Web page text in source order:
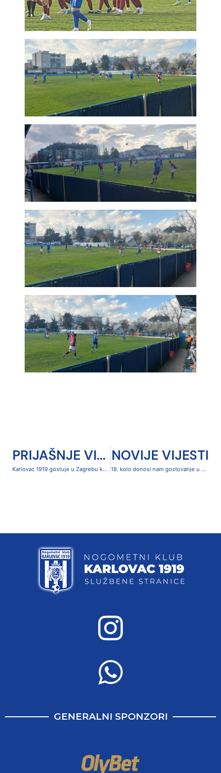
PRIJAŠNJE VIJESTI
Karlovac 1919 gostuje u Zagrebu kod NK Trnje
NOVIJE VIJESTI
18. kolo donosi nam gostovanje u Pločama kod Jadrana LP
GENERALNI SPONZORI